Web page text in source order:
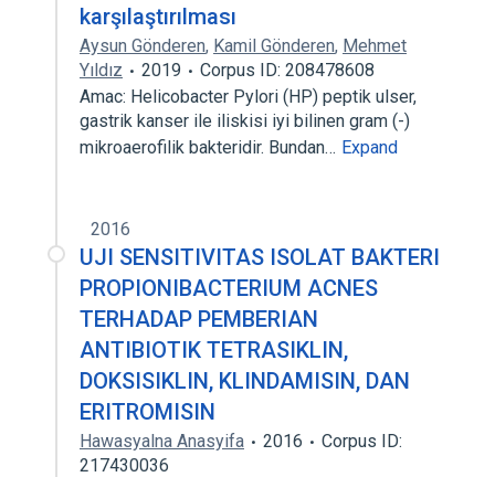
karşılaştırılması
Aysun Gönderen, Kamil Gönderen, Mehmet
Yıldız
2019
Corpus ID: 208478608
Amac: Helicobacter Pylori (HP) peptik ulser,
gastrik kanser ile iliskisi iyi bilinen gram (-)
mikroaerofilik bakteridir. Bundan… Expand
2016
UJI SENSITIVITAS ISOLAT BAKTERI
PROPIONIBACTERIUM ACNES
TERHADAP PEMBERIAN
ANTIBIOTIK TETRASIKLIN,
DOKSISIKLIN, KLINDAMISIN, DAN
ERITROMISIN
Hawasyalna Anasyifa 2016
Corpus ID:
217430036